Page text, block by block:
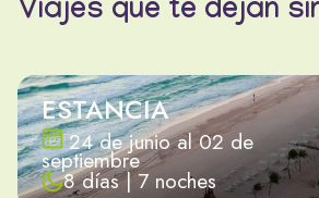
Viajes que te dejan
ESTANCIA
24 de junio al 02 de
septiembre
8 días | 7 noches